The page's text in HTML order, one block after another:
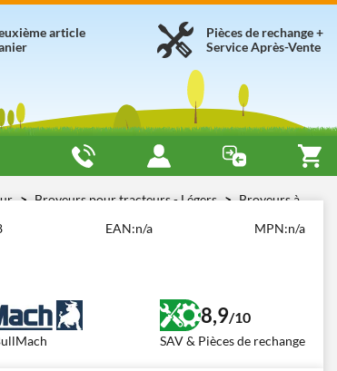
Pièces de rechange +
Service Après-Vente
article
Broyeurs pour tracteurs - Légers
Broyeurs à
EAN:n/a MPN:n/a
8,9/10
SAV & Pièces de rechange